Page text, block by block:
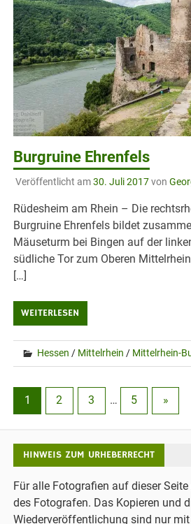
Burgruine Ehrenfels
Veröffentlicht am30. Juli 2017von
Rüdesheim am Rhein – Die
Burgruine Ehrenfels bildet
Mäuseturm bei Bingen auf der
südliche Tor zum Oberen
[…]
WEITERLESEN
Hessen / Mittelrhein / Mittelrhein-
1 2 3 … 5 »
HINWEIS ZUM URHEBERRECHT
Für alle Fotografien auf dieser
des Fotografen. Das Kopieren und
Wiederveröffentlichung sind nur